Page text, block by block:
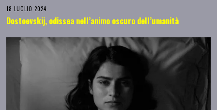
18 LUGLIO 2024
Dostoevskij, odissea nell’animo oscuro dell’umanità